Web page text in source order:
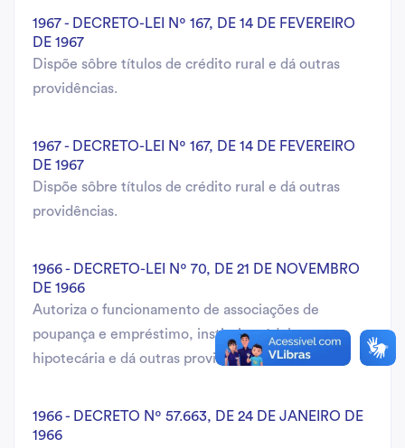
1967 - DECRETO-LEI Nº 167, DE 14 DE FEVEREIRO
DE 1967
Dispõe sôbre títulos de crédito rural e dá outras
providências.
1967 - DECRETO-LEI Nº 167, DE 14 DE FEVEREIRO
DE 1967
Dispõe sôbre títulos de crédito rural e dá outras
providências.
1966 - DECRETO-LEI Nº 70, DE 21 DE NOVEMBRO
DE 1966
Autoriza o funcionamento de associações de
poupança e empréstimo, institui a cédula
hipotecária e dá outras providências.
1966 - DECRETO Nº 57.663, DE 24 DE JANEIRO DE
1966